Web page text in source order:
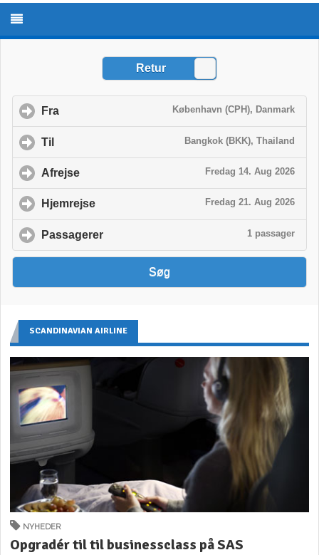
SCANDINAVIAN AIRLINE
NYHEDER
Opgradér til til businessclass på SAS